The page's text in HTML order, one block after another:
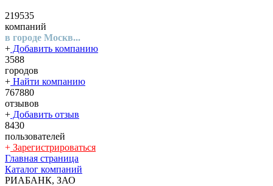
219535
компаний
в городе Москв...
+ Добавить компанию
3588
городов
+ Найти компанию
767880
отзывов
+ Добавить отзыв
8430
пользователей
+ Зарегистрироваться
Главная страница
Каталог компаний
РИАБАНК, ЗАО